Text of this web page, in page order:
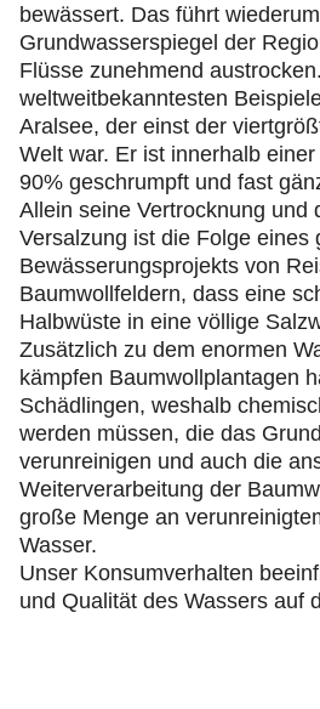
bewässert. Das führt
Grundwasserspiegel der
Flüsse zunehmend
weltweitbekanntesten
Aralsee, der einst der
Welt war. Er ist innerhalb
90% geschrumpft und fast
Allein seine Vertrocknung und
Versalzung ist die Folge eines
Bewässerungsprojekts von
Baumwollfeldern, dass eine
Halbwüste in eine völlige
Zusätzlich zu dem enormen
kämpfen Baumwollplantagen
Schädlingen, weshalb
werden müssen, die das
verunreinigen und auch die
Weiterverarbeitung der
große Menge an
Wasser.
Unser Konsumverhalten
und Qualität des Wassers auf